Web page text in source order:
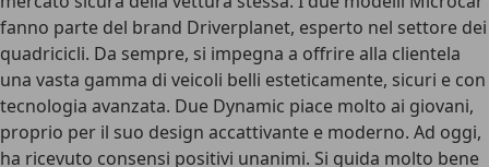
fanno parte del brand Driverplanet, esperto nel settore dei
quadricicli. Da sempre, si impegna a offrire alla clientela
una vasta gamma di veicoli belli esteticamente, sicuri e con
tecnologia avanzata. Due Dynamic piace molto ai giovani,
proprio per il suo design accattivante e moderno. Ad oggi,
ha ricevuto consensi positivi unanimi. Si guida molto bene